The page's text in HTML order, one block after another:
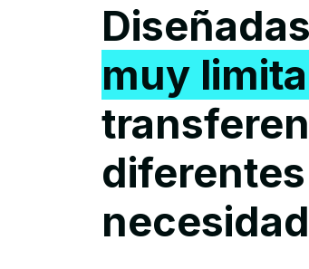
Diseñadas
muy